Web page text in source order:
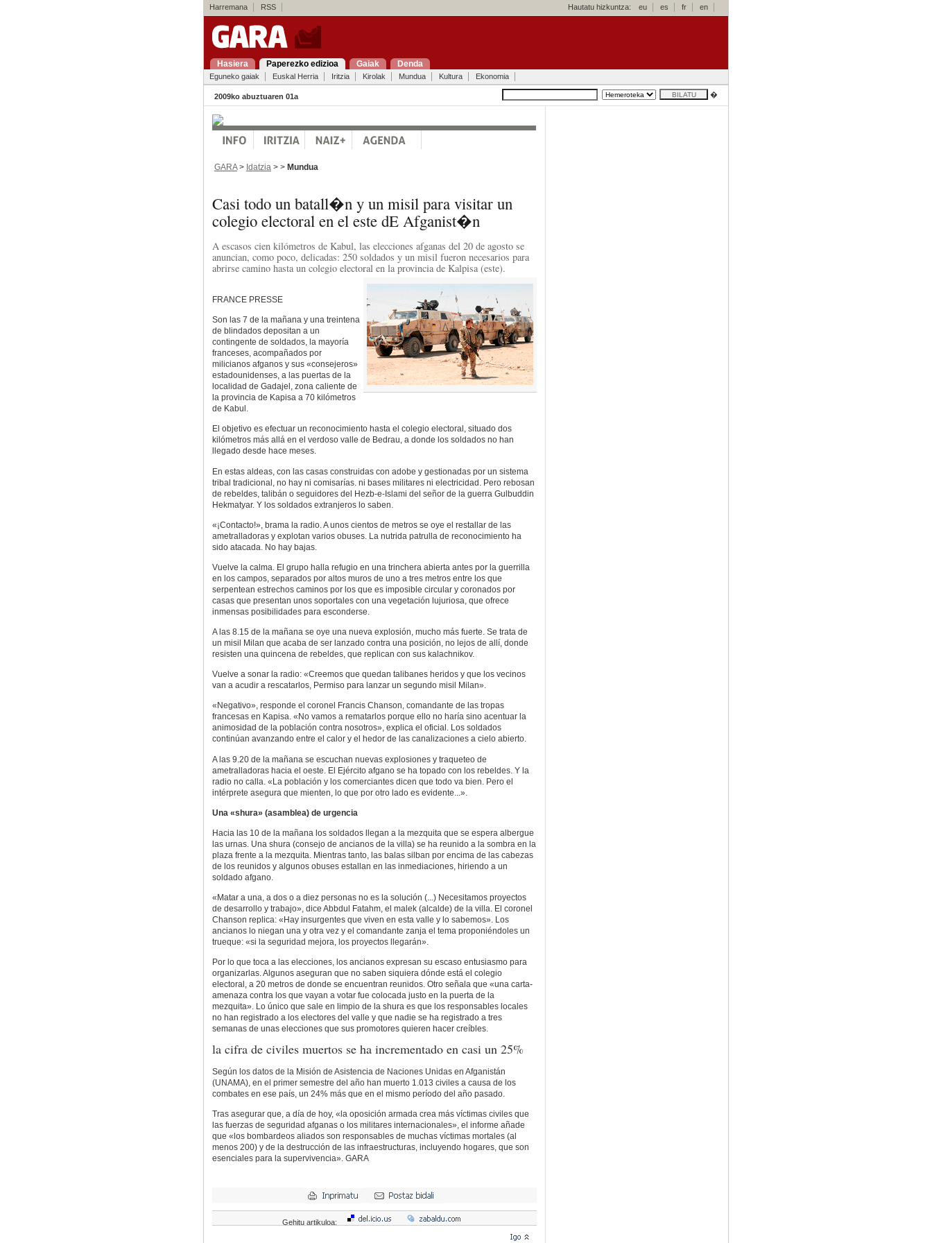
Harremana RSS Hautatu hizkuntza: eu es fr en
Hasiera Paperezko edizioa Gaiak Denda
Eguneko gaiak Euskal Herria Iritzia Kirolak Mundua Kultura Ekonomia
2009ko abuztuaren 01a �
GARA> Idatzia > > Mundua
Casi todo un batall�n y un misil para visitar un
colegio electoral en el este dE Afganist�n
A escasos cien kilómetros de Kabul, las elecciones afganas del 20 de agosto se
anuncian, como poco, delicadas: 250 soldados y un misil fueron necesarios para
abrirse camino hasta un colegio electoral en la provincia de Kalpisa (este).
FRANCE PRESSE
Son las 7 de la mañana y una treintena
de blindados depositan a un
contingente de soldados, la mayoría
franceses, acompañados por
milicianos afganos y sus «consejeros»
estadounidenses, a las puertas de la
localidad de Gadajel, zona caliente de
la provincia de Kapisa a 70 kilómetros
de Kabul.
El objetivo es efectuar un reconocimiento hasta el colegio electoral, situado dos
kilómetros más allá en el verdoso valle de Bedrau, a donde los soldados no han
llegado desde hace meses.
En estas aldeas, con las casas construidas con adobe y gestionadas por un sistema
tribal tradicional, no hay ni comisarías. ni bases militares ni electricidad. Pero rebosan
de rebeldes, talibán o seguidores del Hezb-e-Islami del señor de la guerra Gulbuddin
Hekmatyar. Y los soldados extranjeros lo saben.
«¡Contacto!», brama la radio. A unos cientos de metros se oye el restallar de las
ametralladoras y explotan varios obuses. La nutrida patrulla de reconocimiento ha
sido atacada. No hay bajas.
Vuelve la calma. El grupo halla refugio en una trinchera abierta antes por la guerrilla
en los campos, separados por altos muros de uno a tres metros entre los que
serpentean estrechos caminos por los que es imposible circular y coronados por
casas que presentan unos soportales con una vegetación lujuriosa, que ofrece
inmensas posibilidades para esconderse.
A las 8.15 de la mañana se oye una nueva explosión, mucho más fuerte. Se trata de
un misil Milan que acaba de ser lanzado contra una posición, no lejos de allí, donde
resisten una quincena de rebeldes, que replican con sus kalachnikov.
Vuelve a sonar la radio: «Creemos que quedan talibanes heridos y que los vecinos
van a acudir a rescatarlos, Permiso para lanzar un segundo misil Milan».
«Negativo», responde el coronel Francis Chanson, comandante de las tropas
francesas en Kapisa. «No vamos a rematarlos porque ello no haría sino acentuar la
animosidad de la población contra nosotros», explica el oficial. Los soldados
continúan avanzando entre el calor y el hedor de las canalizaciones a cielo abierto.
A las 9.20 de la mañana se escuchan nuevas explosiones y traqueteo de
ametralladoras hacia el oeste. El Ejército afgano se ha topado con los rebeldes. Y la
radio no calla. «La población y los comerciantes dicen que todo va bien. Pero el
intérprete asegura que mienten, lo que por otro lado es evidente...».
Una «shura» (asamblea) de urgencia
Hacia las 10 de la mañana los soldados llegan a la mezquita que se espera albergue
las urnas. Una shura (consejo de ancianos de la villa) se ha reunido a la sombra en la
plaza frente a la mezquita. Mientras tanto, las balas silban por encima de las cabezas
de los reunidos y algunos obuses estallan en las inmediaciones, hiriendo a un
soldado afgano.
«Matar a una, a dos o a diez personas no es la solución (...) Necesitamos proyectos
de desarrollo y trabajo», dice Abbdul Fatahm, el malek (alcalde) de la villa. El coronel
Chanson replica: «Hay insurgentes que viven en esta valle y lo sabemos». Los
ancianos lo niegan una y otra vez y el comandante zanja el tema proponiéndoles un
trueque: «si la seguridad mejora, los proyectos llegarán».
Por lo que toca a las elecciones, los ancianos expresan su escaso entusiasmo para
organizarlas. Algunos aseguran que no saben siquiera dónde está el colegio
electoral, a 20 metros de donde se encuentran reunidos. Otro señala que «una carta-
amenaza contra los que vayan a votar fue colocada justo en la puerta de la
mezquita». Lo único que sale en limpio de la shura es que los responsables locales
no han registrado a los electores del valle y que nadie se ha registrado a tres
semanas de unas elecciones que sus promotores quieren hacer creíbles.
la cifra de civiles muertos se ha incrementado en casi un 25%
Según los datos de la Misión de Asistencia de Naciones Unidas en Afganistán
(UNAMA), en el primer semestre del año han muerto 1.013 civiles a causa de los
combates en ese país, un 24% más que en el mismo período del año pasado.
Tras asegurar que, a día de hoy, «la oposición armada crea más víctimas civiles que
las fuerzas de seguridad afganas o los militares internacionales», el informe añade
que «los bombardeos aliados son responsables de muchas víctimas mortales (al
menos 200) y de la destrucción de las infraestructuras, incluyendo hogares, que son
esenciales para la supervivencia». GARA
Gehitu artikuloa: